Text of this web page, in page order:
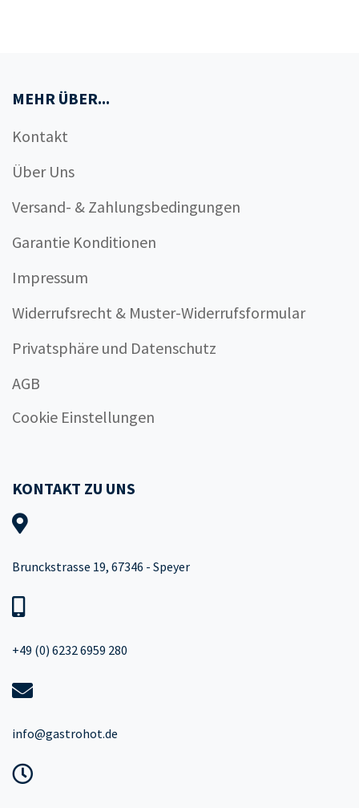
MEHR ÜBER...
Kontakt
Über Uns
Versand- & Zahlungsbedingungen
Garantie Konditionen
Impressum
Widerrufsrecht & Muster-Widerrufsformular
Privatsphäre und Datenschutz
AGB
Cookie Einstellungen
KONTAKT ZU UNS
Brunckstrasse 19, 67346 - Speyer
+49 (0) 6232 6959 280
info@gastrohot.de